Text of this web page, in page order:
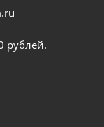
рублей.